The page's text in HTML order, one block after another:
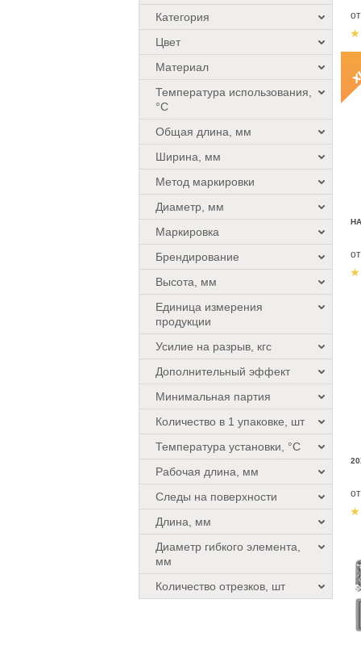
Категория
Цвет
Материал
Температура использования,
°C
Общая длина, мм
Ширина, мм
Метод маркировки
Диаметр, мм
Маркировка
Брендирование
Высота, мм
Единица измерения
продукции
Усилие на разрыв, кгс
Дополнительный эффект
Минимальная партия
Количество в 1 упаковке, шт
Температура установки, °C
Рабочая длина, мм
Следы на поверхности
Длина, мм
Диаметр гибкого элемента,
мм
Количество отрезков, шт
от
от
от